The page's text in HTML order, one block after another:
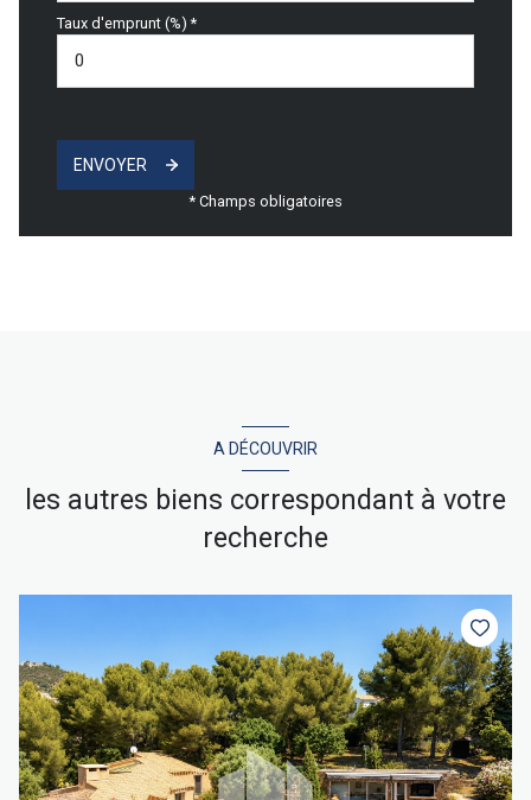
Taux d'emprunt (%) *
ENVOYER
* Champs obligatoires
A DÉCOUVRIR
les autres biens correspondant à votre
recherche